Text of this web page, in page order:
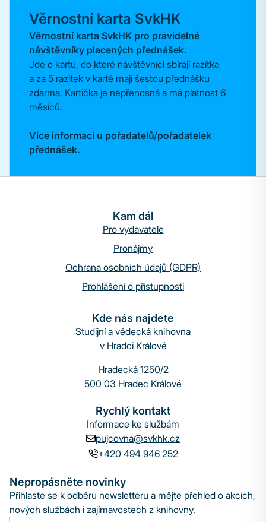
Věrnostní karta SvkHK
Věrnostní karta SvkHK pro pravidelné
návštěvníky placených přednášek.
Jde o kartu, do které návštěvníci sbírají razítka
a za 5 razítek v kartě mají šestou přednášku
zdarma. Kartička je nepřenosná a má platnost 6
měsíců.
Více informací u pořadatelů/pořadatelek
přednášek.
Kam dál
Pro vydavatele
Pronájmy
Ochrana osobních údajů (GDPR)
Prohlášení o přístupnosti
Kde nás najdete
Studijní a vědecká knihovna
v Hradci Králové
Hradecká 1250/2
500 03 Hradec Králové
Rychlý kontakt
Informace ke službám
pujcovna@svkhk.cz
+420 494 946 252
Nepropásněte novinky
Přihlaste se k odběru newsletteru a mějte přehled o akcích,
nových službách i zajímavostech z knihovny.